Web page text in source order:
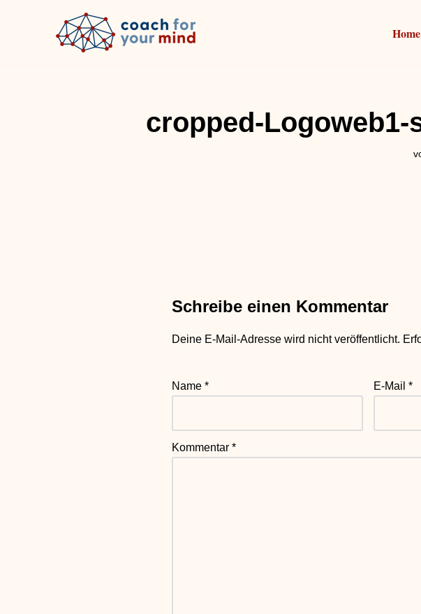
Home
cropped-Logoweb1-
Schreibe einen Kommentar
Deine E-Mail-Adresse wird nicht veröffentlicht.
Name* E-Mail*
Kommentar*